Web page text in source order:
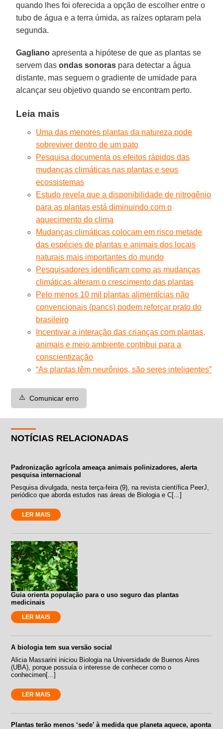
quando lhes foi oferecida a opção de escolher entre o
tubo de água e a terra úmida, as raízes optaram pela
segunda.
Gagliano apresenta a hipótese de que as plantas se
servem dasondas sonoras para detectar a água
distante, mas seguem o gradiente de umidade para
alcançar seu objetivo quando se encontram perto.
Leia mais
Uma das menores plantas da natureza pode
sobreviver dentro de um pato
Pesquisa documenta os efeitos rápidos das
mudanças climáticas nas plantas e seus
ecossistemas
Estudo revela que a disponibilidade de nitrogênio
para as plantas está diminuindo com o
aquecimento do clima
Mudanças climáticas colocam em risco metade
das espécies de plantas e animais dos locais
naturais mais importantes do mundo
Pesquisadores identificam como as mudanças
climáticas alteram o crescimento das plantas
Pelo menos 10 mil plantas alimentícias não
convencionais (pancs) podem reforçar prato do
brasileiro
Incentivar a interação das crianças com plantas,
animais e meio ambiente contribui para a
conscientização
“As plantas têm neurônios, são seres inteligentes”
⚠️ Comunicar erro
NOTÍCIAS RELACIONADAS
Padronização agrícola ameaça animais polinizadores, alerta
pesquisa internacional
Pesquisa divulgada, nesta terça-feira (9), na revista científica PeerJ,
periódico que aborda estudos nas áreas de Biologia e C[...]
LER MAIS
Guia orienta população para o uso seguro das plantas
medicinais
LER MAIS
A biologia tem sua versão social
Alicia Massarini iniciou Biologia na Universidade de Buenos Aires
(UBA), porque possuía o interesse de conhecer como o
conhecimen[...]
LER MAIS
Plantas terão menos ‘sede’ à medida que planeta aquece, aponta